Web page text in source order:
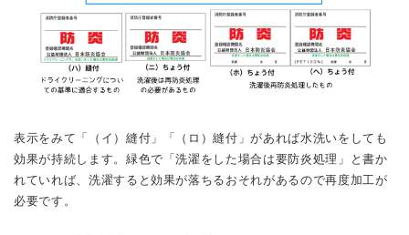
表示をみて「（イ）縫付」「（ロ）縫付」があれば水洗いをしても
効果が持続します。緑色で「洗濯をした場合は要防炎処理」と書か
れていれば、洗濯すると効果が落ちるおそれがあるので再度加工が
必要です。